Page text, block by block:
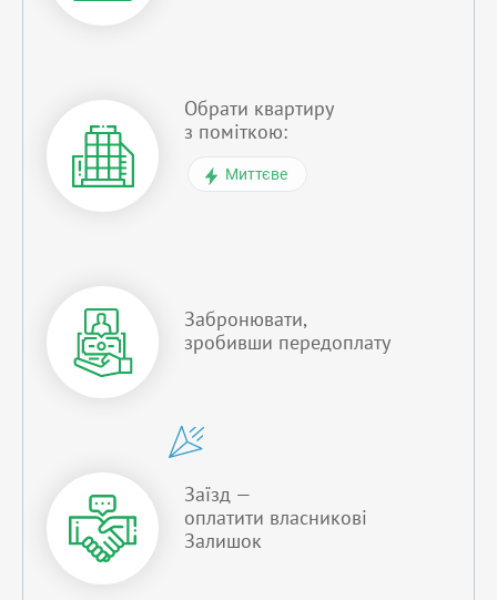
Обрати квартиру
з поміткою:
Миттєве
Забронювати,
зробивши передоплату
Заїзд —
оплатити власникові
Залишок